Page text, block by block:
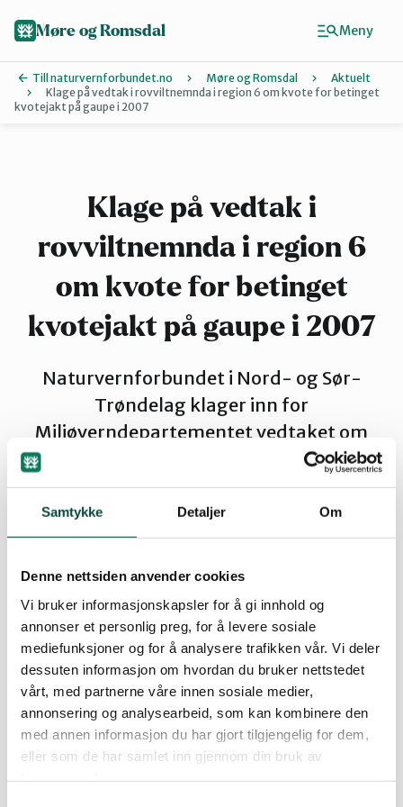
Samtykke Detaljer Om
Denne nettsiden anvender cookies
Vi bruker informasjonskapsler for å gi innhold og
annonser et personlig preg, for å levere sosiale
mediefunksjoner og for å analysere trafikken vår. Vi deler
dessuten informasjon om hvordan du bruker nettstedet
vårt, med partnerne våre innen sosiale medier,
annonsering og analysearbeid, som kan kombinere den
med annen informasjon du har gjort tilgjengelig for dem,
eller som de har samlet inn gjennom din bruk av
Kristiansund og Averøy
Ørsta og Volda
Møre og Romsdal
Till naturvernforbundet.no Møre og Romsdal
Aktuelt
Klage på vedtak i rovviltnemnda i region 6 om kvote for betinget
kvotejakt på gaupe i 2007
Klage på vedtak i
rovviltnemnda i region 6
om kvote for betinget
kvotejakt på gaupe i 2007
Naturvernforbundet i Nord- og Sør-
Trøndelag klager inn for
Miljøverndepartementet vedtaket om
gaupekvote fattet av rovviltnemda i
region 6 i møte 15. januar 2007.
ByArtikkelimportør
03.02.2007 12:50
Det har vært en økning i gaupebestanden, men
det er mangelfull kunnskap og dokumentasjon av
den faktiske bestanden. Den nye rødlista har
gaupa som sårbar art, og det vil være naturlig at
føre-var-prinsippet må veie tungt når kvoten for